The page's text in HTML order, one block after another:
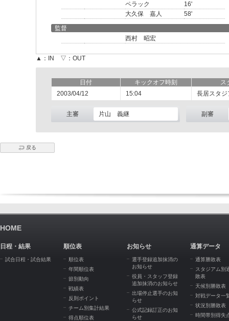
ペラック
16'
大久保 嘉人
58'
監督
西村 昭宏
▲：IN ▽：OUT
日付 キックオフ時刻
ス
2003/04/12
15:04 長居スタジ
主審 片山 義継 副審
戻る
HOME
日程・結果
試合日程・試合結果
順位表
順位表
年間順位表
節別動向
戦績表
反則ポイント
チーム別集計結果
得点順位表
お知らせ
選手登録追加抹消の
お知らせ
役員・スタッフ登録
追加抹消のお知らせ
出場停止選手のお知
らせ
公式記録訂正のお知
らせ
通算データ
通算勝敗表
スタジアム別
敗表
天候別勝敗表
対戦データ一
状況別勝敗表
時間帯別得失